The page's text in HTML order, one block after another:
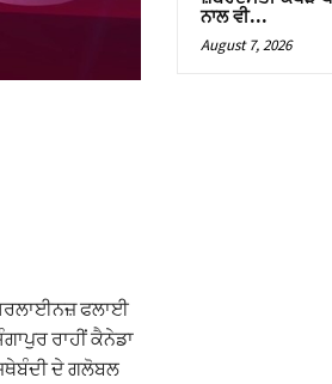
ਫਲਾਈ
ਰਾਹੀਂ ਕੈਨੇਡਾ
ਦੇ ਗਲੋਬਲ
ਨਾਲ ਵੀ…
August 7, 2026